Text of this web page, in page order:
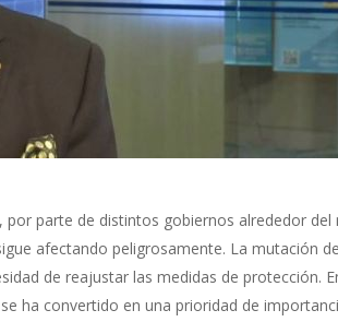
parte de distintos gobiernos alrededor
afectando peligrosamente. La mutación
de reajustar las medidas de protección.
ha convertido en una prioridad de